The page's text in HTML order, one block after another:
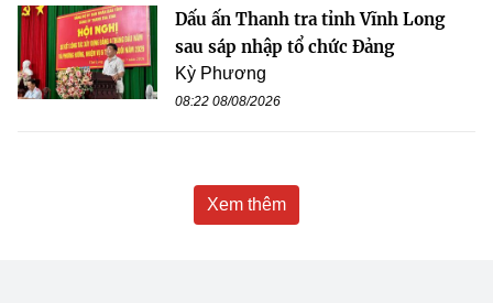
Dấu ấn Thanh tra tỉnh Vĩnh Long
sau sáp nhập tổ chức Đảng
Kỳ Phương
08:22 08/08/2026
Xem thêm